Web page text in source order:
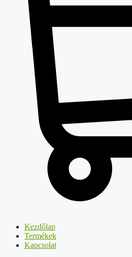
Kezdőlap
Termékek
Kapcsolat